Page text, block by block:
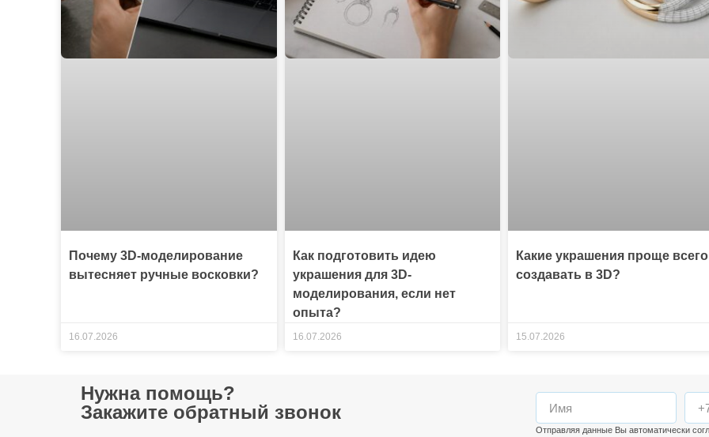
Почему 3D-моделирование
вытесняет ручные восковки?
16.07.2026
Как подготовить идею
украшения для 3D-
моделирования, если нет
опыта?
16.07.2026
Какие украшения проще всего
создавать в 3D?
15.07.2026
Нужна помощь?
Закажите обратный звонок
Отправляя данные Вы автоматически